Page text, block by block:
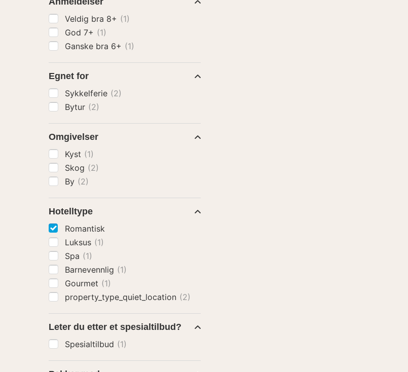
Veldig bra 8+ (1)
God 7+ (1)
Ganske bra 6+ (1)
Egnet for
Sykkelferie (2)
Bytur (2)
Omgivelser
Kyst (1)
Skog (2)
By (2)
Hotelltype
Romantisk
Luksus (1)
Spa (1)
Barnevennlig (1)
Gourmet (1)
property_type_quiet_location (2)
Leter du etter et spesialtilbud?
Spesialtilbud (1)